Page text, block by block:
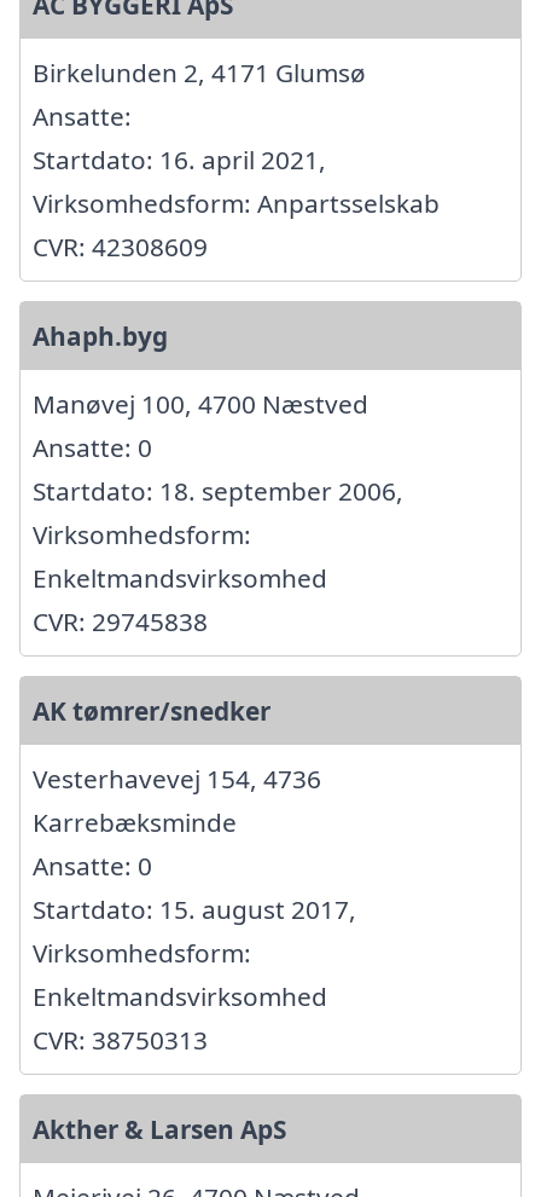
Birkelunden 2, 4171 Glumsø
Ansatte:
Startdato: 16. april 2021,
Virksomhedsform: Anpartsselskab
CVR: 42308609
Ahaph.byg
Manøvej 100, 4700 Næstved
Ansatte: 0
Startdato: 18. september 2006,
Virksomhedsform:
Enkeltmandsvirksomhed
CVR: 29745838
AK tømrer/snedker
Vesterhavevej 154, 4736
Karrebæksminde
Ansatte: 0
Startdato: 15. august 2017,
Virksomhedsform:
Enkeltmandsvirksomhed
CVR: 38750313
Akther & Larsen ApS